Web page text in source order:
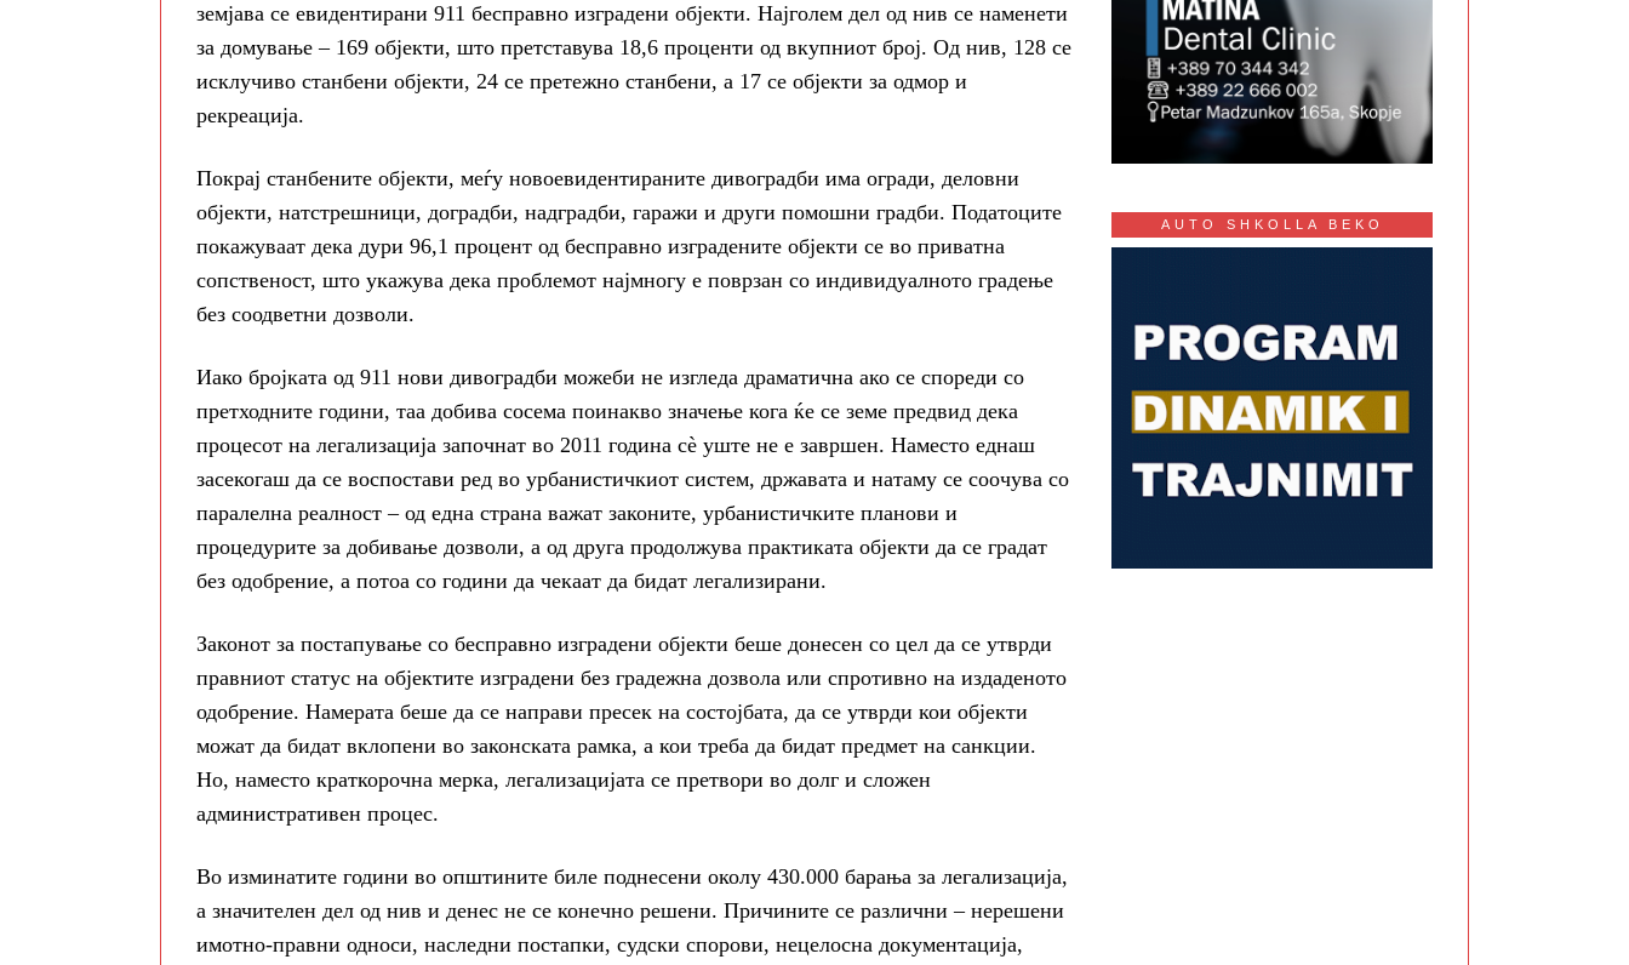
земјава се евидентирани 911 бесправно изградени објекти. Најголем дел од нив се наменети
за домување – 169 објекти, што претставува 18,6 проценти од вкупниот број. Од нив, 128 се
исклучиво станбени објекти, 24 се претежно станбени, а 17 се објекти за одмор и
рекреација.
Покрај станбените објекти, меѓу новоевидентираните дивоградби има огради, деловни
објекти, натстрешници, доградби, надградби, гаражи и други помошни градби. Податоците
покажуваат дека дури 96,1 процент од бесправно изградените објекти се во приватна
сопственост, што укажува дека проблемот најмногу е поврзан со индивидуалното градење
без соодветни дозволи.
Иако бројката од 911 нови дивоградби можеби не изгледа драматична ако се спореди со
претходните години, таа добива сосема поинакво значење кога ќе се земе предвид дека
процесот на легализација започнат во 2011 година сè уште не е завршен. Наместо еднаш
засекогаш да се воспостави ред во урбанистичкиот систем, државата и натаму се соочува со
паралелна реалност – од една страна важат законите, урбанистичките планови и
процедурите за добивање дозволи, а од друга продолжува практиката објекти да се градат
без одобрение, а потоа со години да чекаат да бидат легализирани.
Законот за постапување со бесправно изградени објекти беше донесен со цел да се утврди
правниот статус на објектите изградени без градежна дозвола или спротивно на издаденото
одобрение. Намерата беше да се направи пресек на состојбата, да се утврди кои објекти
можат да бидат вклопени во законската рамка, а кои треба да бидат предмет на санкции.
Но, наместо краткорочна мерка, легализацијата се претвори во долг и сложен
административен процес.
Во изминатите години во општините биле поднесени околу 430.000 барања за легализација,
а значителен дел од нив и денес не се конечно решени. Причините се различни – нерешени
имотно-правни односи, наследни постапки, судски спорови, нецелосна документација,
AUTO SHKOLLA BEKO